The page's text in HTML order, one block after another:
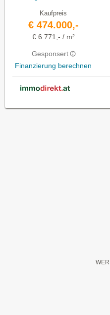
Kaufpreis
€ 474.000,-
€ 6.771,- / m²
Gesponsert
Finanzierung berechnen